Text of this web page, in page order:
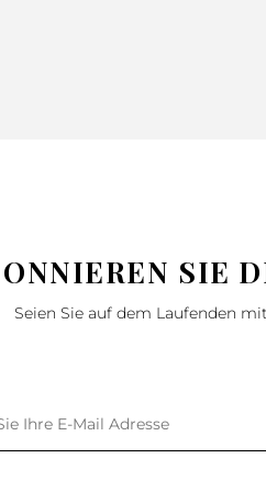
SIE
Seien Sie auf dem Laufenden